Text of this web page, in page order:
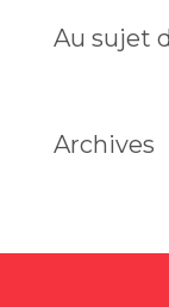
Au sujet
Archives